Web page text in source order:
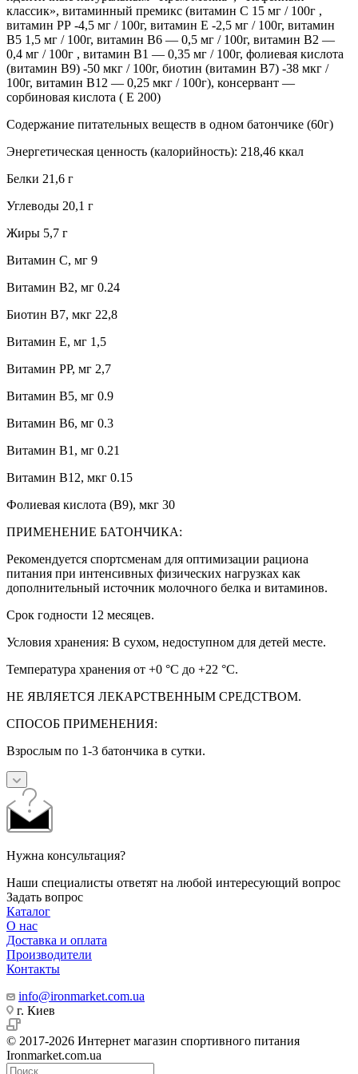
классик», витаминный премикс (витамин С 15 мг / 100г ,
витамин РР -4,5 мг / 100г, витамин Е -2,5 мг / 100г, витамин
В5 1,5 мг / 100г, витамин В6 — 0,5 мг / 100г, витамин В2 —
0,4 мг / 100г , витамин В1 — 0,35 мг / 100г, фолиевая кислота
(витамин В9) -50 мкг / 100г, биотин (витамин В7) -38 мкг /
100г, витамин В12 — 0,25 мкг / 100г), консервант —
сорбиновая кислота ( Е 200)
Содержание питательных веществ в одном батончике (60г)
Энергетическая ценность (калорийность): 218,46 ккал
Белки 21,6 г
Углеводы 20,1 г
Жиры 5,7 г
Витамин C, мг 9
Витамин B2, мг 0.24
Биотин B7, мкг 22,8
Витамин E, мг 1,5
Витамин PP, мг 2,7
Витамин B5, мг 0.9
Витамин B6, мг 0.3
Витамин B1, мг 0.21
Витамин B12, мкг 0.15
Фолиевая кислота (B9), мкг 30
ПРИМЕНЕНИЕ БАТОНЧИКА:
Рекомендуется спортсменам для оптимизации рациона
питания при интенсивных физических нагрузках как
дополнительный источник молочного белка и витаминов.
Срок годности 12 месяцев.
Условия хранения: В сухом, недоступном для детей месте.
Температура хранения от +0 °С до +22 °С.
НЕ ЯВЛЯЕТСЯ ЛЕКАРСТВЕННЫМ СРЕДСТВОМ.
СПОСОБ ПРИМЕНЕНИЯ:
Взрослым по 1-3 батончика в сутки.
Нужна консультация?
Наши специалисты ответят на любой интересующий вопрос
Задать вопрос
Каталог
О нас
Доставка и оплата
Производители
Контакты
info@ironmarket.com.ua
г. Киев
© 2017-2026 Интернет магазин спортивного питания
Ironmarket.com.ua